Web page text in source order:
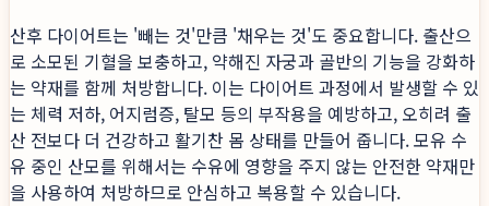
산후 다이어트는 '빼는 것'만큼 '채우는 것'도 중요합니다. 출산으
로 소모된 기혈을 보충하고, 약해진 자궁과 골반의 기능을 강화하
는 약재를 함께 처방합니다. 이는 다이어트 과정에서 발생할 수 있
는 체력 저하, 어지럼증, 탈모 등의 부작용을 예방하고, 오히려 출
산 전보다 더 건강하고 활기찬 몸 상태를 만들어 줍니다. 모유 수
유 중인 산모를 위해서는 수유에 영향을 주지 않는 안전한 약재만
을 사용하여 처방하므로 안심하고 복용할 수 있습니다.